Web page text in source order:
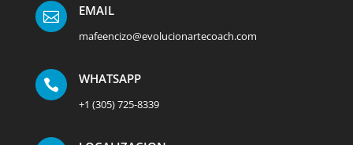
 EMAIL
mafeencizo@evolucionartecoach.com
 WHATSAPP
+1 (305) 725-8339